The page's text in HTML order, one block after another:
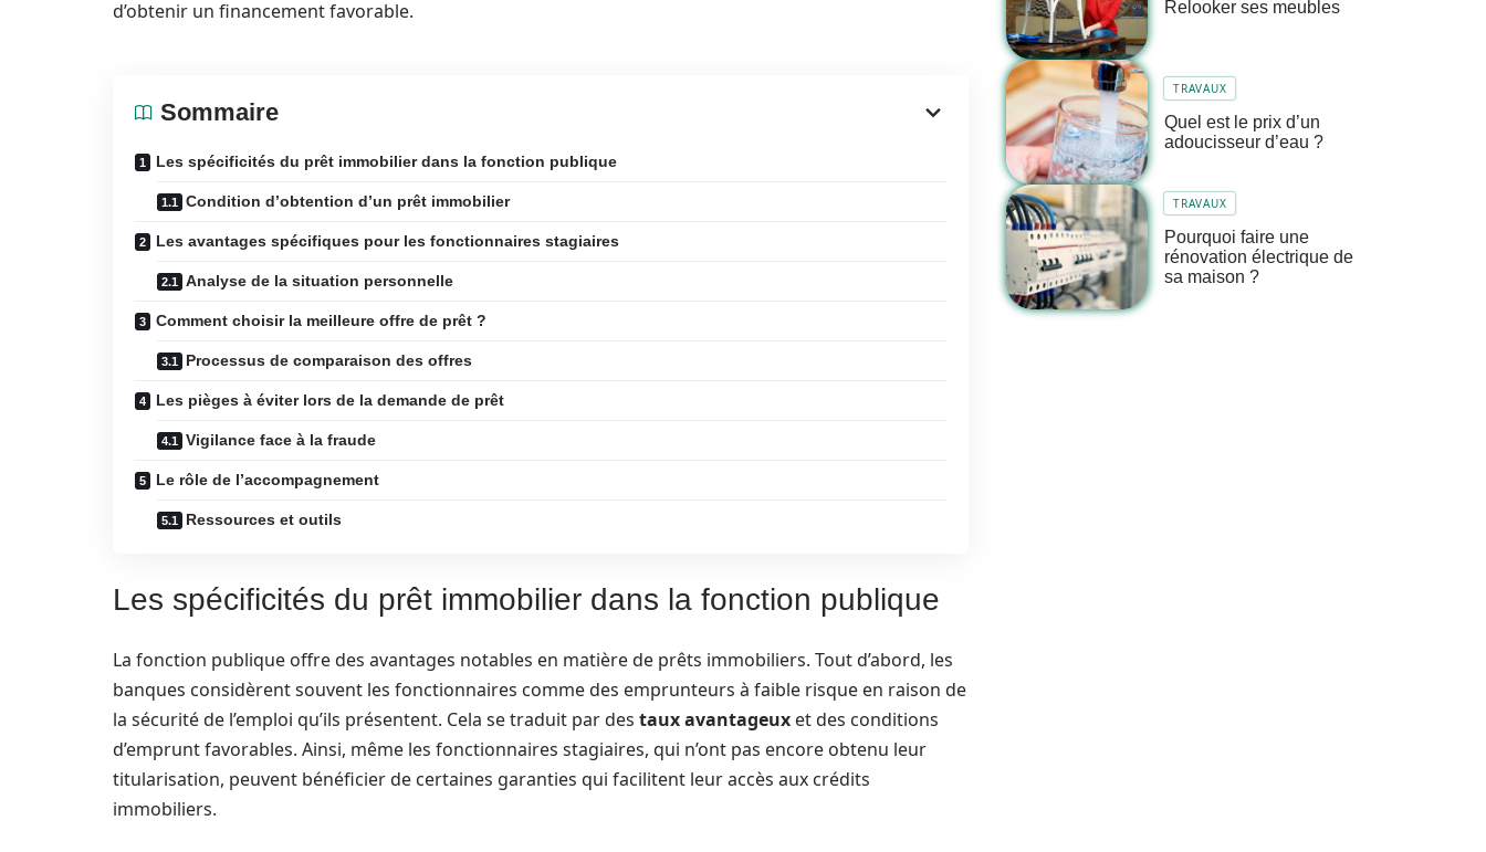
d’obtenir un financement favorable.
Sommaire
Les spécificités du prêt immobilier dans la fonction publique
Condition d’obtention d’un prêt immobilier
Les avantages spécifiques pour les fonctionnaires stagiaires
Analyse de la situation personnelle
Comment choisir la meilleure offre de prêt ?
Processus de comparaison des offres
Les pièges à éviter lors de la demande de prêt
Vigilance face à la fraude
Le rôle de l’accompagnement
Ressources et outils
Les spécificités du prêt immobilier dans la fonction publique
La fonction publique offre des avantages notables en matière de prêts immobiliers. Tout d’abord, les
banques considèrent souvent les fonctionnaires comme des emprunteurs à faible risque en raison de
la sécurité de l’emploi qu’ils présentent. Cela se traduit par des taux avantageux et des conditions
d’emprunt favorables. Ainsi, même les fonctionnaires stagiaires, qui n’ont pas encore obtenu leur
titularisation, peuvent bénéficier de certaines garanties qui facilitent leur accès aux crédits
immobiliers.
Relooker ses meubles
TRAVAUX
Quel est le prix d’un
adoucisseur d’eau ?
TRAVAUX
Pourquoi faire une
rénovation électrique de
sa maison ?